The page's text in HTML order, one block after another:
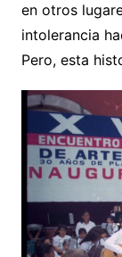
en otros
intolerancia
Pero, esta